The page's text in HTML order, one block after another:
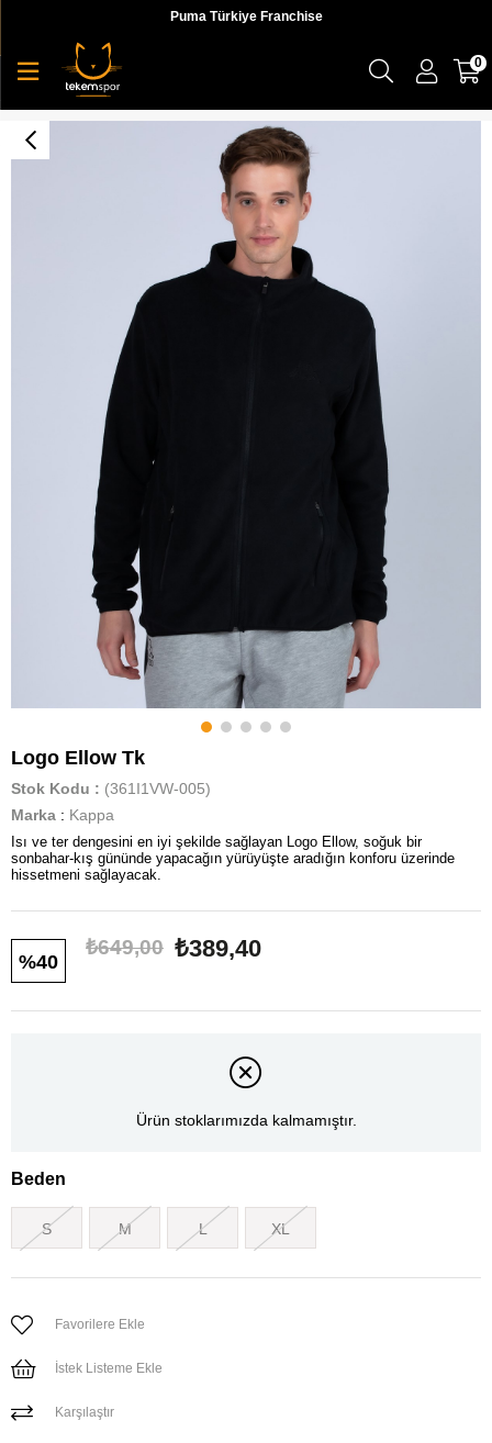
Puma Türkiye Franchise
0
Logo Ellow Tk
Stok Kodu
(361I1VW-005)
Marka : Kappa
Isı ve ter dengesini en iyi şekilde sağlayan Logo Ellow, soğuk bir
sonbahar-kış gününde yapacağın yürüyüşte aradığın konforu üzerinde
hissetmeni sağlayacak.
40
₺649,00 ₺389,40
Ürün stoklarımızda kalmamıştır.
Beden
S M L XL
Favorilere Ekle
İstek Listeme Ekle
Karşılaştır